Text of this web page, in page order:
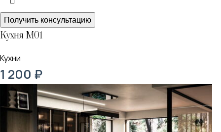
Получить консультацию
Кухня М01
Кухни
1 200 ₽